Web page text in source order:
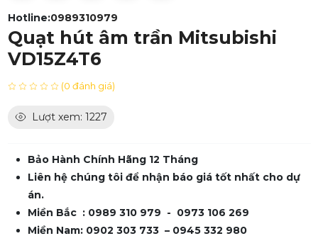
Hotline:0989310979
Quạt hút âm trần Mitsubishi
VD15Z4T6
(0 đánh giá)
Lượt xem: 1227
Bảo Hành Chính Hãng 12 Tháng
Liên hệ chúng tôi để nhận báo giá tốt nhất cho dự
án.
Miền Bắc : 0989 310 979 - 0973 106 269
Miền Nam: 0902 303 733 – 0945 332 980